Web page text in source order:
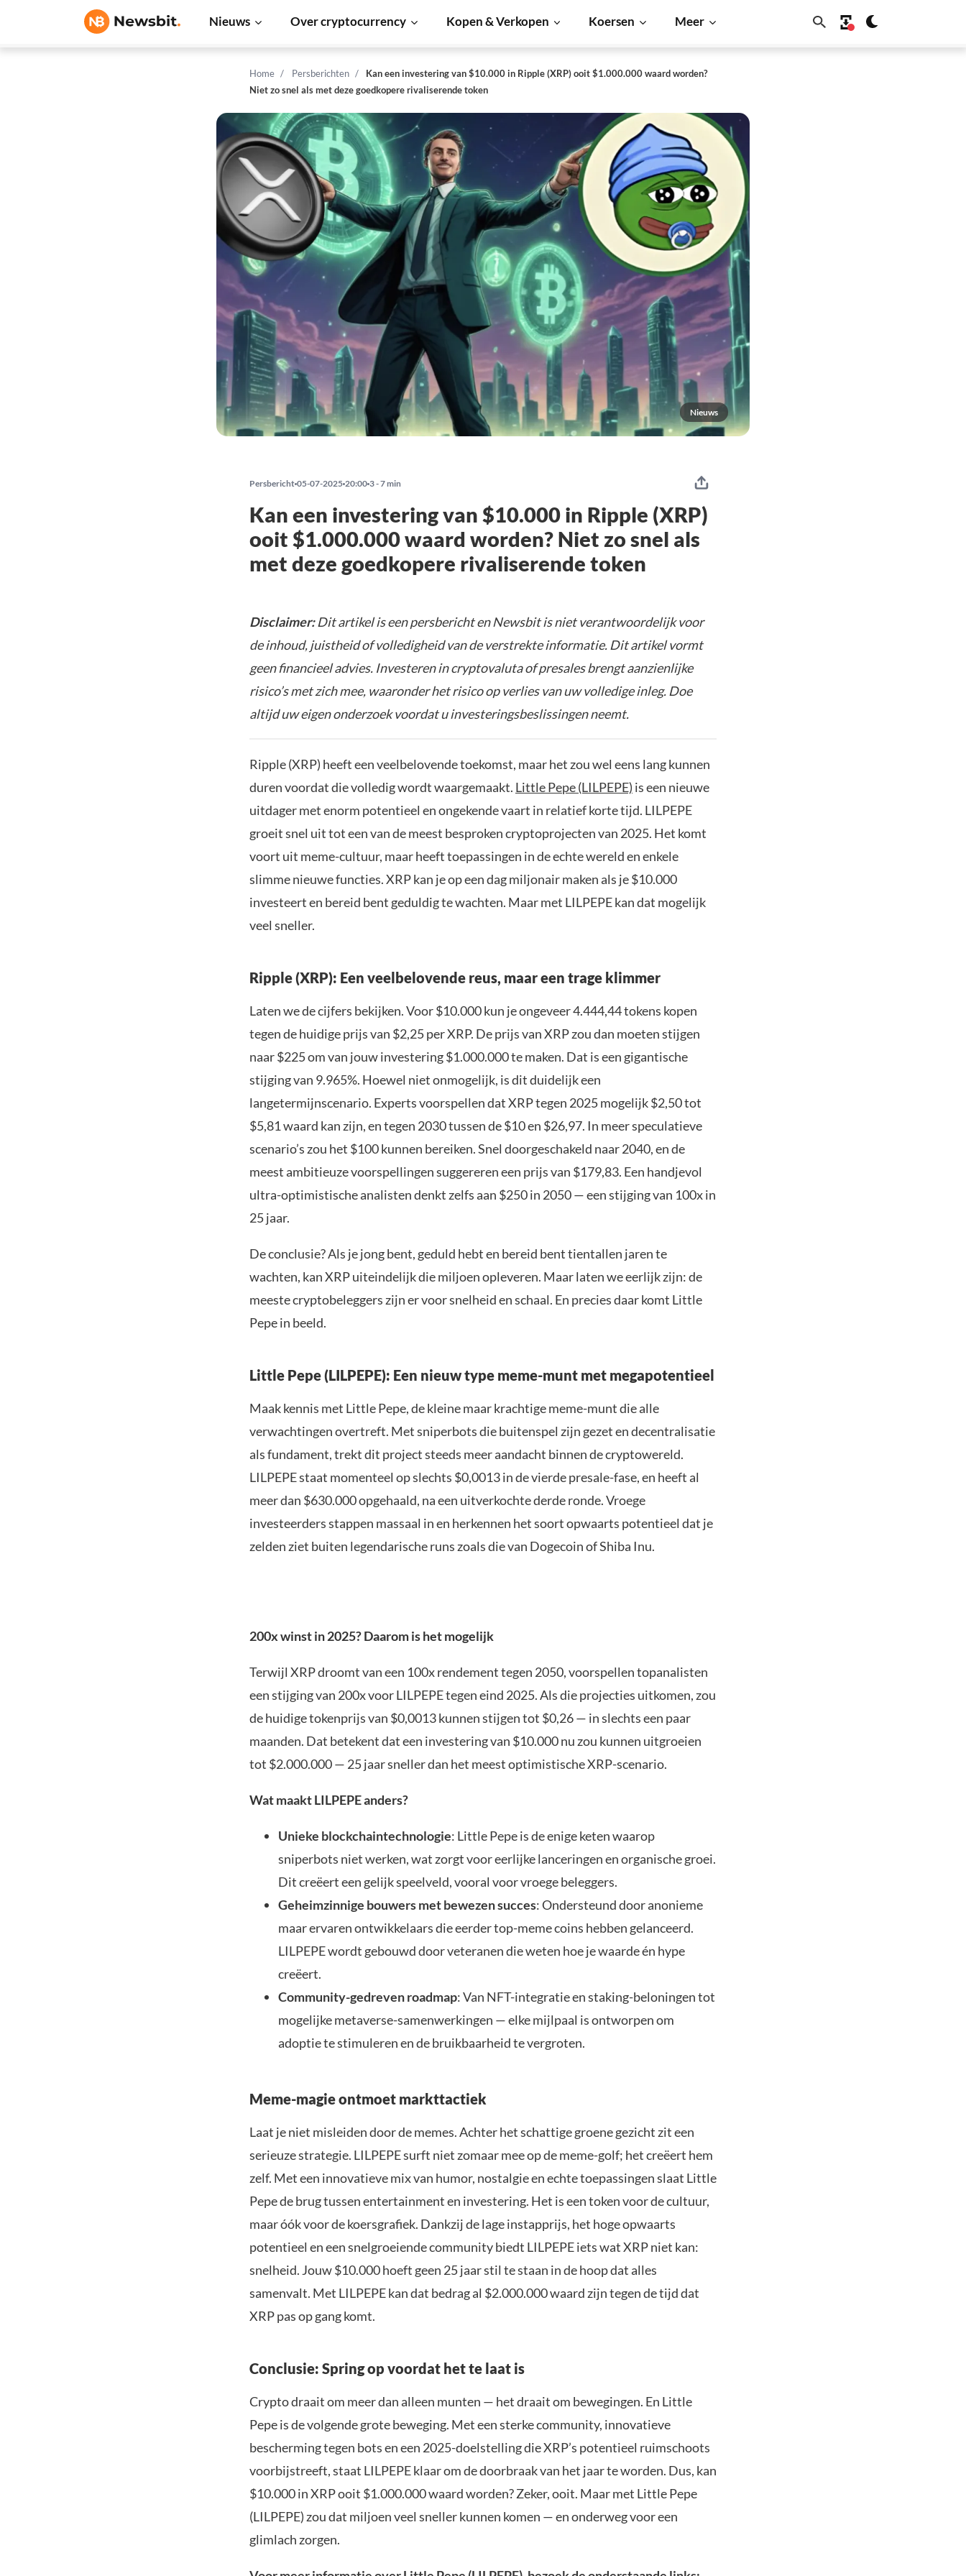
Nieuws Over cryptocurrency Kopen & Verkopen Koersen Meer
Home Persberichten
Kan een investering van $10.000 in Ripple (XRP) ooit $1.000.000 waard worden?
Niet zo snel als met deze goedkopere rivaliserende token
Nieuws
Persbericht 05-07-2025 20:00 3 - 7 min
Kan een investering van $10.000 in Ripple (XRP)
ooit $1.000.000 waard worden? Niet zo snel als
met deze goedkopere rivaliserende token
Disclaimer:Dit artikel is een persbericht en Newsbit is niet verantwoordelijk voor
de inhoud, juistheid of volledigheid van de verstrekte informatie. Dit artikel vormt
geen financieel advies. Investeren in cryptovaluta of presales brengt aanzienlijke
risico’s met zich mee, waaronder het risico op verlies van uw volledige inleg. Doe
altijd uw eigen onderzoek voordat u investeringsbeslissingen neemt.
Ripple (XRP) heeft een veelbelovende toekomst, maar het zou wel eens lang kunnen
duren voordat die volledig wordt waargemaakt. Little Pepe (LILPEPE) is een nieuwe
uitdager met enorm potentieel en ongekende vaart in relatief korte tijd. LILPEPE
groeit snel uit tot een van de meest besproken cryptoprojecten van 2025. Het komt
voort uit meme-cultuur, maar heeft toepassingen in de echte wereld en enkele
slimme nieuwe functies. XRP kan je op een dag miljonair maken als je $10.000
investeert en bereid bent geduldig te wachten. Maar met LILPEPE kan dat mogelijk
veel sneller.
Ripple (XRP): Een veelbelovende reus, maar een trage klimmer
Laten we de cijfers bekijken. Voor $10.000 kun je ongeveer 4.444,44 tokens kopen
tegen de huidige prijs van $2,25 per XRP. De prijs van XRP zou dan moeten stijgen
naar $225 om van jouw investering $1.000.000 te maken. Dat is een gigantische
stijging van 9.965%. Hoewel niet onmogelijk, is dit duidelijk een
langetermijnscenario. Experts voorspellen dat XRP tegen 2025 mogelijk $2,50 tot
$5,81 waard kan zijn, en tegen 2030 tussen de $10 en $26,97. In meer speculatieve
scenario’s zou het $100 kunnen bereiken. Snel doorgeschakeld naar 2040, en de
meest ambitieuze voorspellingen suggereren een prijs van $179,83. Een handjevol
ultra-optimistische analisten denkt zelfs aan $250 in 2050 — een stijging van 100x in
25 jaar.
De conclusie? Als je jong bent, geduld hebt en bereid bent tientallen jaren te
wachten, kan XRP uiteindelijk die miljoen opleveren. Maar laten we eerlijk zijn: de
meeste cryptobeleggers zijn er voor snelheid en schaal. En precies daar komt Little
Pepe in beeld.
Little Pepe (LILPEPE): Een nieuw type meme-munt met megapotentieel
Maak kennis met Little Pepe, de kleine maar krachtige meme-munt die alle
verwachtingen overtreft. Met sniperbots die buitenspel zijn gezet en decentralisatie
als fundament, trekt dit project steeds meer aandacht binnen de cryptowereld.
LILPEPE staat momenteel op slechts $0,0013 in de vierde presale-fase, en heeft al
meer dan $630.000 opgehaald, na een uitverkochte derde ronde. Vroege
investeerders stappen massaal in en herkennen het soort opwaarts potentieel dat je
zelden ziet buiten legendarische runs zoals die van Dogecoin of Shiba Inu.
200x winst in 2025? Daarom is het mogelijk
Terwijl XRP droomt van een 100x rendement tegen 2050, voorspellen topanalisten
een stijging van 200x voor LILPEPE tegen eind 2025. Als die projecties uitkomen, zou
de huidige tokenprijs van $0,0013 kunnen stijgen tot $0,26 — in slechts een paar
maanden. Dat betekent dat een investering van $10.000 nu zou kunnen uitgroeien
tot $2.000.000 — 25 jaar sneller dan het meest optimistische XRP-scenario.
Wat maakt LILPEPE anders?
Unieke blockchaintechnologie: Little Pepe is de enige keten waarop
sniperbots niet werken, wat zorgt voor eerlijke lanceringen en organische groei.
Dit creëert een gelijk speelveld, vooral voor vroege beleggers.
Geheimzinnige bouwers met bewezen succes: Ondersteund door anonieme
maar ervaren ontwikkelaars die eerder top-meme coins hebben gelanceerd.
LILPEPE wordt gebouwd door veteranen die weten hoe je waarde én hype
creëert.
Community-gedreven roadmap: Van NFT-integratie en staking-beloningen tot
mogelijke metaverse-samenwerkingen — elke mijlpaal is ontworpen om
adoptie te stimuleren en de bruikbaarheid te vergroten.
Meme-magie ontmoet markttactiek
Laat je niet misleiden door de memes. Achter het schattige groene gezicht zit een
serieuze strategie. LILPEPE surft niet zomaar mee op de meme-golf; het creëert hem
zelf. Met een innovatieve mix van humor, nostalgie en echte toepassingen slaat Little
Pepe de brug tussen entertainment en investering. Het is een token voor de cultuur,
maar óók voor de koersgrafiek. Dankzij de lage instapprijs, het hoge opwaarts
potentieel en een snelgroeiende community biedt LILPEPE iets wat XRP niet kan:
snelheid. Jouw $10.000 hoeft geen 25 jaar stil te staan in de hoop dat alles
samenvalt. Met LILPEPE kan dat bedrag al $2.000.000 waard zijn tegen de tijd dat
XRP pas op gang komt.
Conclusie: Spring op voordat het te laat is
Crypto draait om meer dan alleen munten — het draait om bewegingen. En Little
Pepe is de volgende grote beweging. Met een sterke community, innovatieve
bescherming tegen bots en een 2025-doelstelling die XRP’s potentieel ruimschoots
voorbijstreeft, staat LILPEPE klaar om de doorbraak van het jaar te worden. Dus, kan
$10.000 in XRP ooit $1.000.000 waard worden? Zeker, ooit. Maar met Little Pepe
(LILPEPE) zou dat miljoen veel sneller kunnen komen — en onderweg voor een
glimlach zorgen.